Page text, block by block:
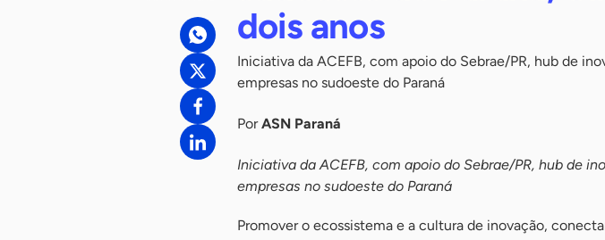
dois anos
Iniciativa da ACEFB, com apoio do Sebrae/PR, hub de
empresas no sudoeste do Paraná
PorASN Paraná
Iniciativa da ACEFB, com apoio do Sebrae/PR, hub de
empresas no sudoeste do Paraná
Promover o ecossistema e a cultura de inovação,